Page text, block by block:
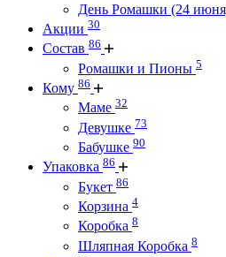
День Ромашки (24
Акции 30
Состав 86
Ромашки и Пионы 5
Кому 86
Маме 32
Девушке 73
Бабушке 90
Упаковка 86
Букет 86
Корзина 4
Коробка 8
Шляпная Коробка 8